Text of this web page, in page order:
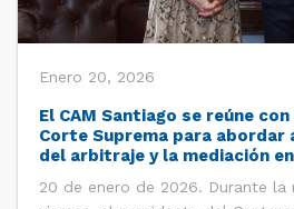
Enero 20, 2026
El CAM Santiago se reúne
Corte Suprema para abordar
del arbitraje y la mediación
20 de enero de 2026. Durante la